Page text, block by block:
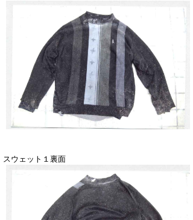
スウェット１裏面